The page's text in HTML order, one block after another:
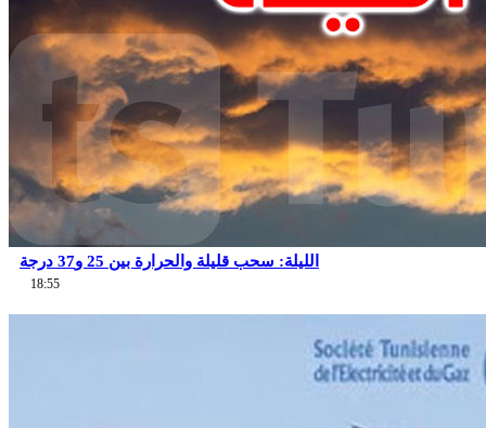
الليلة: سحب قليلة والحرارة بين 25 و37 درجة
18:55